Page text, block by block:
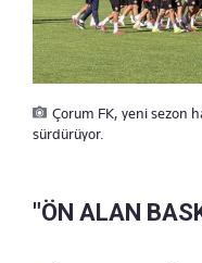
Çorum FK, yeni sezon
sürdürüyor.
"ÖN ALAN